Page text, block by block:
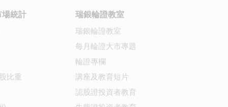
場統計
比重
瑞銀輪證教室
瑞銀輪證教室
每月輪證大市專題
輪證專欄
講座及教育短片
認股證投資者教育